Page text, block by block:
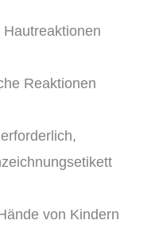
Reaktionen
von Kindern